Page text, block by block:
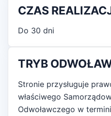
CZAS
Do 30 dni
TRYB
Stronie przysługuje
właściwego
Odwoławczego w